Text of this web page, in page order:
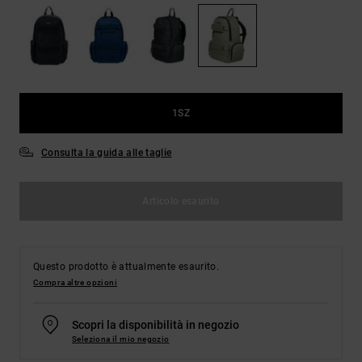
Borse e
zaini
Cinture e
risposte
alle
domande
più
Consulta
1SZ
Consulta la guida alle taglie
Questo prodotto è attualmente esaurito.
Compra altre opzioni
Scopri la disponibilità in negozio
Seleziona il mio negozio